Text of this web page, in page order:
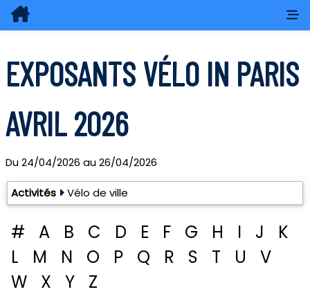
EXPOSANTS VÉLO IN PARIS
AVRIL 2026
Du24/04/2026 au26/04/2026
Activités Vélo de ville
# A B C D E F G H I J
K
L
M N O P Q R S T U
V
W
X Y Z